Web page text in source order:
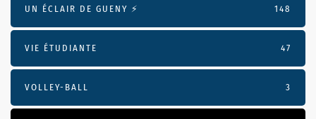
UN ÉCLAIR DE GUENY ⚡️ 148
VIE ÉTUDIANTE 47
VOLLEY-BALL 3